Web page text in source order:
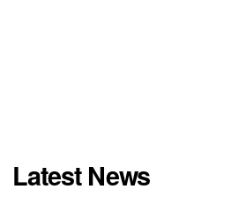
Latest News